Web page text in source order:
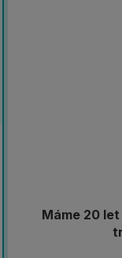
Máme 20